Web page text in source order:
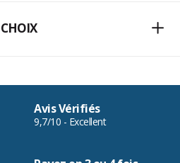
Avis Vérifiés
9,7/10 - Excellent